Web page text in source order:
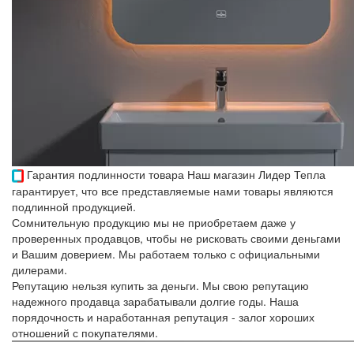
Гарантия подлинности товара Наш магазин Лидер Тепла
гарантирует, что все представляемые нами товары являются
подлинной продукцией.
Сомнительную продукцию мы не приобретаем даже у
проверенных продавцов, чтобы не рисковать своими деньгами
и Вашим доверием. Мы работаем только с официальными
дилерами.
Репутацию нельзя купить за деньги. Мы свою репутацию
надежного продавца зарабатывали долгие годы. Наша
порядочность и наработанная репутация - залог хороших
отношений с покупателями.